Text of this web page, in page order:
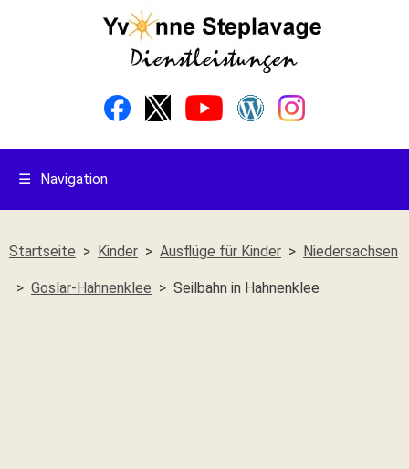
☰ Navigation
Startseite Kinder Ausflüge für Kinder Niedersachsen
Goslar-Hahnenklee Seilbahn in Hahnenklee